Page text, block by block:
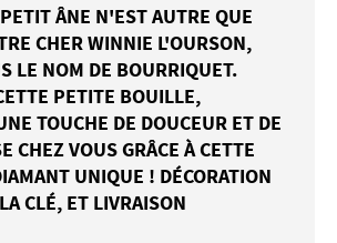
ÂNE N'EST AUTRE QUE
CHER WINNIE L'OURSON,
LE NOM DE BOURRIQUET.
PETITE BOUILLE,
TOUCHE DE DOUCEUR ET DE
CHEZ VOUS GRÂCE À CETTE
UNIQUE ! DÉCORATION
CLÉ, ET LIVRAISON